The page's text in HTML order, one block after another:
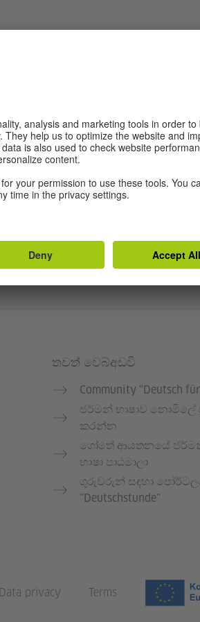
තවත් වෙබ්අඩවි
Community “Deutsch
ජර්මන් භාෂාව
කරන්න
ගෝතේ ආයතනයේ
භාෂා පාඨමාලා
ගුරුවරුන් සඳහා
"Deutschstunde"
Data privacy Terms